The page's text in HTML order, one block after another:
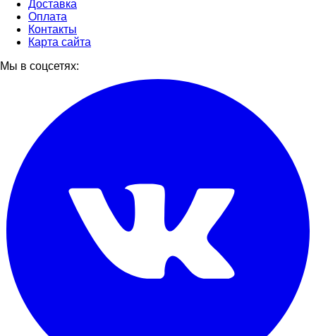
Доставка
Оплата
Контакты
Карта сайта
Мы в соцсетях: